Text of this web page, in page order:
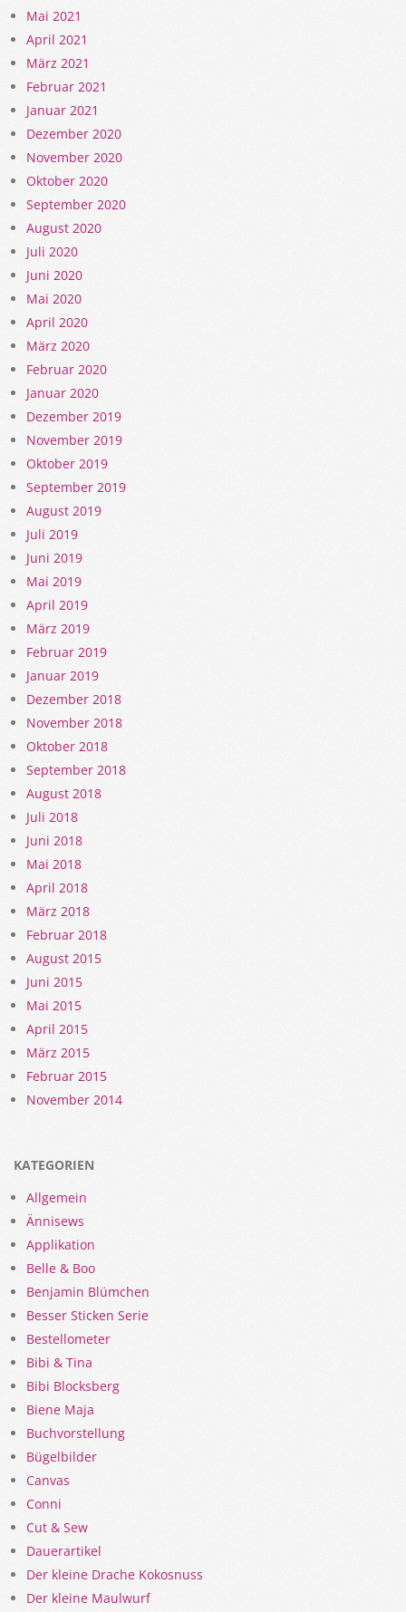
Mai 2021
April 2021
März 2021
Februar 2021
Januar 2021
Dezember 2020
November 2020
Oktober 2020
September 2020
August 2020
Juli 2020
Juni 2020
Mai 2020
April 2020
März 2020
Februar 2020
Januar 2020
Dezember 2019
November 2019
Oktober 2019
September 2019
August 2019
Juli 2019
Juni 2019
Mai 2019
April 2019
März 2019
Februar 2019
Januar 2019
Dezember 2018
November 2018
Oktober 2018
September 2018
August 2018
Juli 2018
Juni 2018
Mai 2018
April 2018
März 2018
Februar 2018
August 2015
Juni 2015
Mai 2015
April 2015
März 2015
Februar 2015
November 2014
KATEGORIEN
Allgemein
Ännisews
Applikation
Belle & Boo
Benjamin Blümchen
Besser Sticken Serie
Bestellometer
Bibi & Tina
Bibi Blocksberg
Biene Maja
Buchvorstellung
Bügelbilder
Canvas
Conni
Cut & Sew
Dauerartikel
Der kleine Drache Kokosnuss
Der kleine Maulwurf